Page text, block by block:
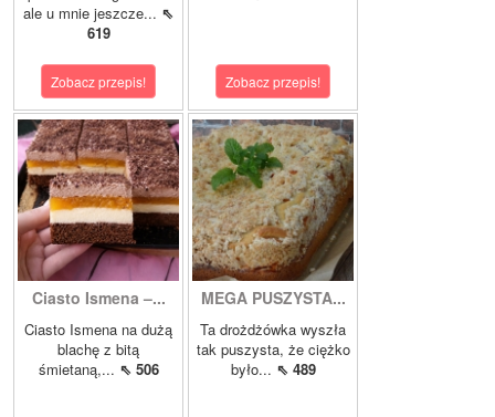
ale u mnie jeszcze... ⇖
619
Zobacz przepis! Zobacz przepis!
Ciasto Ismena –...
Ciasto Ismena na dużą
blachę z bitą
śmietaną,... ⇖ 506
MEGA PUSZYSTA...
Ta drożdżówka wyszła
tak puszysta, że ciężko
było... ⇖ 489